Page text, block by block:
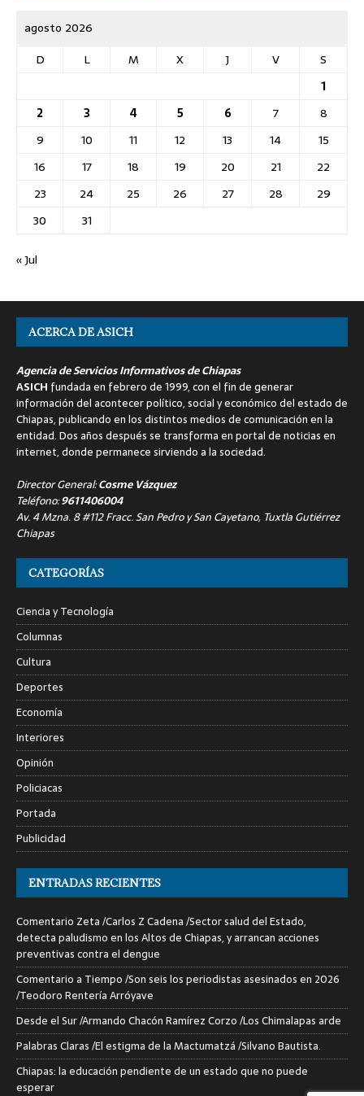
agosto 2026
D
L M X J V
S
1
2
3 4 5 6 7
8
9
10 11 12 13 14
15
16
17 18 19 20 21
22
23
24 25 26 27 28
29
30
31
« Jul
ACERCA DE ASICH
Agencia de Servicios Informativos de Chiapas
ASICH fundada en febrero de 1999, con el fin de generar
información del acontecer político, social y económico del estado de
Chiapas, publicando en los distintos medios de comunicación en la
entidad. Dos años después se transforma en portal de noticias en
internet, donde permanece sirviendo a la sociedad.
Director General:Cosme Vázquez
Teléfono:9611406004
Av. 4 Mzna. 8 #112 Fracc. San Pedro y San Cayetano, Tuxtla Gutiérrez
Chiapas
CATEGORÍAS
Ciencia y Tecnología
Columnas
Cultura
Deportes
Economía
Interiores
Opinión
Policiacas
Portada
Publicidad
ENTRADAS RECIENTES
Comentario Zeta /Carlos Z Cadena /Sector salud del Estado,
detecta paludismo en los Altos de Chiapas, y arrancan acciones
preventivas contra el dengue
Comentario a Tiempo /Son seis los periodistas asesinados en 2026
/Teodoro Rentería Arróyave
Desde el Sur /Armando Chacón Ramírez Corzo /Los Chimalapas arde
Palabras Claras /El estigma de la Mactumatzá /Silvano Bautista.
Chiapas: la educación pendiente de un estado que no puede
esperar